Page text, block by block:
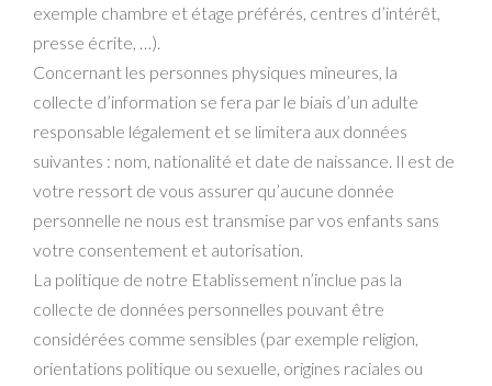
exemple chambre et étage préférés, centres d’intérêt,
presse écrite, …).
Concernant les personnes physiques mineures, la
collecte d’information se fera par le biais d’un adulte
responsable légalement et se limitera aux données
suivantes : nom, nationalité et date de naissance. Il est de
votre ressort de vous assurer qu’aucune donnée
personnelle ne nous est transmise par vos enfants sans
votre consentement et autorisation.
La politique de notre Etablissement n’inclue pas la
collecte de données personnelles pouvant être
considérées comme sensibles (par exemple religion,
orientations politique ou sexuelle, origines raciales ou